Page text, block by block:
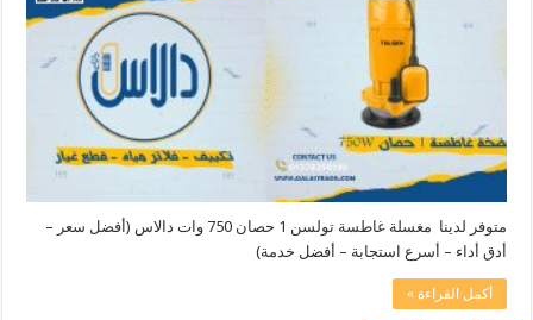
متوفر لدينا مغسلة غاطسة تولسن 1 حصان 750 وات دالاس (أفضل سعر –
أدق أداء – أسرع استجابة – أفضل خدمة)
أكمل القراءة »